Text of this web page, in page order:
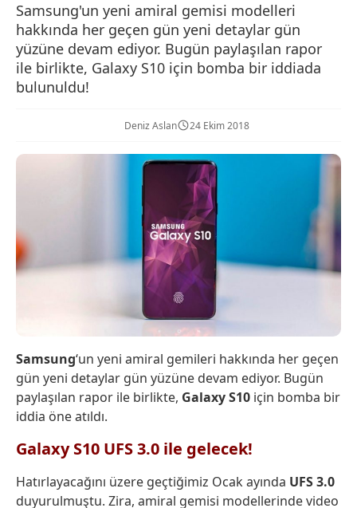
Samsung'un yeni amiral gemisi modelleri
hakkında her geçen gün yeni detaylar gün
yüzüne devam ediyor. Bugün paylaşılan rapor
ile birlikte, Galaxy S10 için bomba bir iddiada
bulunuldu!
Deniz Aslan 24 Ekim 2018
Samsung‘un yeni amiral gemileri hakkında her geçen
gün yeni detaylar gün yüzüne devam ediyor. Bugün
paylaşılan rapor ile birlikte, Galaxy S10 için bomba bir
iddia öne atıldı.
Galaxy S10 UFS 3.0 ile gelecek!
Hatırlayacağını üzere geçtiğimiz Ocak ayında UFS 3.0
duyurulmuştu. Zira, amiral gemisi modellerinde video